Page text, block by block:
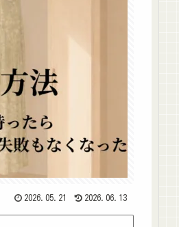
2026.05.21 2026.06.13